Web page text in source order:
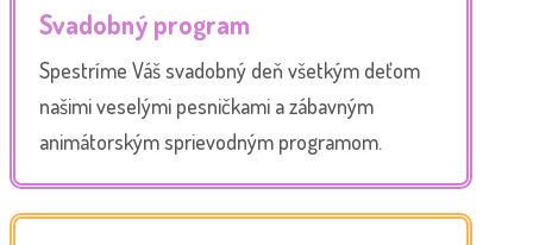
Svadobný program
Spestríme Váš svadobný deň všetkým deťom
našimi veselými pesničkami a zábavným
animátorským sprievodným programom.